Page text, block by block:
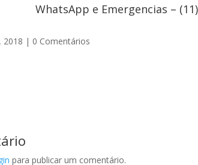
WhatsApp e Emergencias –
2018 | 0 Comentários
para publicar um comentário.